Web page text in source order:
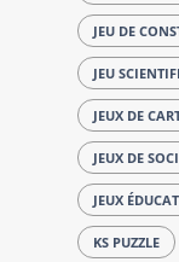
JEU DE
JEU
JEUX DE
JEUX DE
JEUX
KS PUZZLE